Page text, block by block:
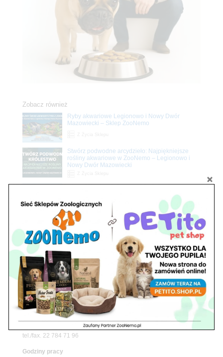
Zobacz również
Ryby akwariowe Legionowo i Nowy Dwór
Mazowiecki – Sklep ZooNemo
Stwórz podwodne arcydzieło: Najpiękniejsze
rośliny akwariowe w ZooNemo – Legionowo i
Nowy Dwór Mazowiecki
Promocje
Z Życia Sklepu
Petito Pet Shop – Internetowy Sklep Zoologiczny
Online! Wszystko Dla Twojego Pupila | ZooNemo
Znajdź nas
Adres
05-120 Legionowo
ul. Piłsudskiego 31,
pawilon 134
tel./fax. 22 784 71 96
Godziny pracy